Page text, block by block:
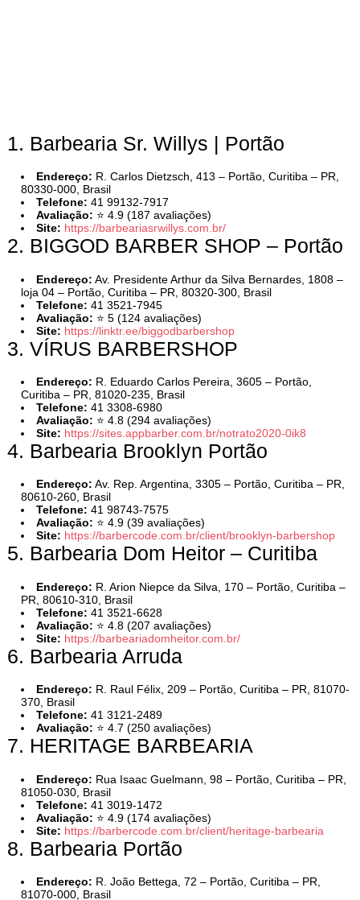
1. Barbearia Sr. Willys | Portão
Endereço: R. Carlos Dietzsch, 413 – Portão, Curitiba – PR,
80330-000, Brasil
Telefone: 41 99132-7917
Avaliação: ⭐ 4.9 (187 avaliações)
Site: https://barbeariasrwillys.com.br/
2. BIGGOD BARBER SHOP – Portão
Endereço: Av. Presidente Arthur da Silva Bernardes, 1808 –
loja 04 – Portão, Curitiba – PR, 80320-300, Brasil
Telefone: 41 3521-7945
Avaliação: ⭐ 5 (124 avaliações)
Site: https://linktr.ee/biggodbarbershop
3. VÍRUS BARBERSHOP
Endereço: R. Eduardo Carlos Pereira, 3605 – Portão,
Curitiba – PR, 81020-235, Brasil
Telefone: 41 3308-6980
Avaliação: ⭐ 4.8 (294 avaliações)
Site: https://sites.appbarber.com.br/notrato2020-0ik8
4. Barbearia Brooklyn Portão
Endereço: Av. Rep. Argentina, 3305 – Portão, Curitiba – PR,
80610-260, Brasil
Telefone: 41 98743-7575
Avaliação: ⭐ 4.9 (39 avaliações)
Site: https://barbercode.com.br/client/brooklyn-barbershop
5. Barbearia Dom Heitor – Curitiba
Endereço: R. Arion Niepce da Silva, 170 – Portão, Curitiba –
PR, 80610-310, Brasil
Telefone: 41 3521-6628
Avaliação: ⭐ 4.8 (207 avaliações)
Site: https://barbeariadomheitor.com.br/
6. Barbearia Arruda
Endereço: R. Raul Félix, 209 – Portão, Curitiba – PR, 81070-
370, Brasil
Telefone: 41 3121-2489
Avaliação: ⭐ 4.7 (250 avaliações)
7. HERITAGE BARBEARIA
Endereço: Rua Isaac Guelmann, 98 – Portão, Curitiba – PR,
81050-030, Brasil
Telefone: 41 3019-1472
Avaliação: ⭐ 4.9 (174 avaliações)
Site: https://barbercode.com.br/client/heritage-barbearia
8. Barbearia Portão
Endereço: R. João Bettega, 72 – Portão, Curitiba – PR,
81070-000, Brasil